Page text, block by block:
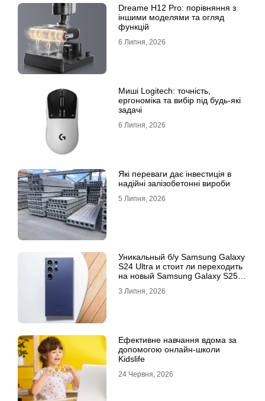
Dreame H12 Pro: порівняння з
іншими моделями та огляд
функцій
6 Липня, 2026
Миші Logitech: точність,
ергономіка та вибір під будь-які
задачі
6 Липня, 2026
Які переваги дає інвестиція в
надійні залізобетонні вироби
5 Липня, 2026
Уникальный б/у Samsung Galaxy
S24 Ultra и стоит ли переходить
на новый Samsung Galaxy S25
3 Липня, 2026
Ефективне навчання вдома за
допомогою онлайн-школи
Kidslife
24 Червня, 2026